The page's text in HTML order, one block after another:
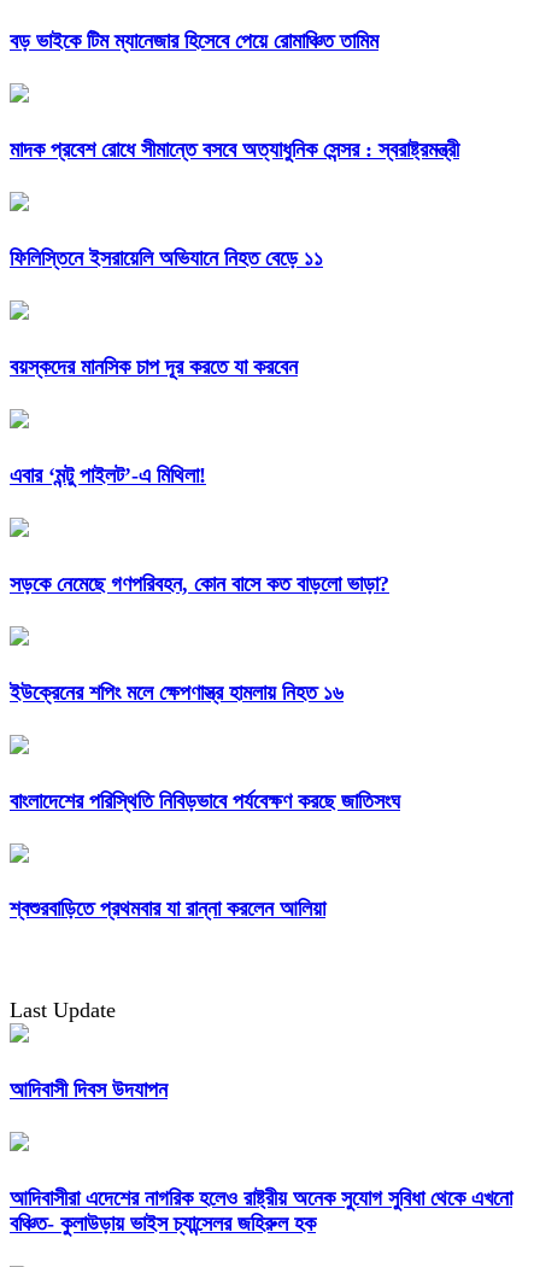
বড় ভাইকে টিম ম্যানেজার হিসেবে পেয়ে রোমাঞ্চিত তামিম
মাদক প্রবেশ রোধে সীমান্তে বসবে অত্যাধুনিক সেন্সর : স্বরাষ্ট্রমন্ত্রী
ফিলিস্তিনে ইসরায়েলি অভিযানে নিহত বেড়ে ১১
বয়স্কদের মানসিক চাপ দূর করতে যা করবেন
এবার ‘মন্টু পাইলট’-এ মিথিলা!
সড়কে নেমেছে গণপরিবহন, কোন বাসে কত বাড়লো ভাড়া?
ইউক্রেনের শপিং মলে ক্ষেপণাস্ত্র হামলায় নিহত ১৬
বাংলাদেশের পরিস্থিতি নিবিড়ভাবে পর্যবেক্ষণ করছে জাতিসংঘ
শ্বশুরবাড়িতে প্রথমবার যা রান্না করলেন আলিয়া
Last Update
আদিবাসী দিবস উদযাপন
আদিবাসীরা এদেশের নাগরিক হলেও রাষ্ট্রীয় অনেক সুযোগ সুবিধা থেকে এখনো
বঞ্চিত- কুলাউড়ায় ভাইস চ্যান্সেলর জহিরুল হক